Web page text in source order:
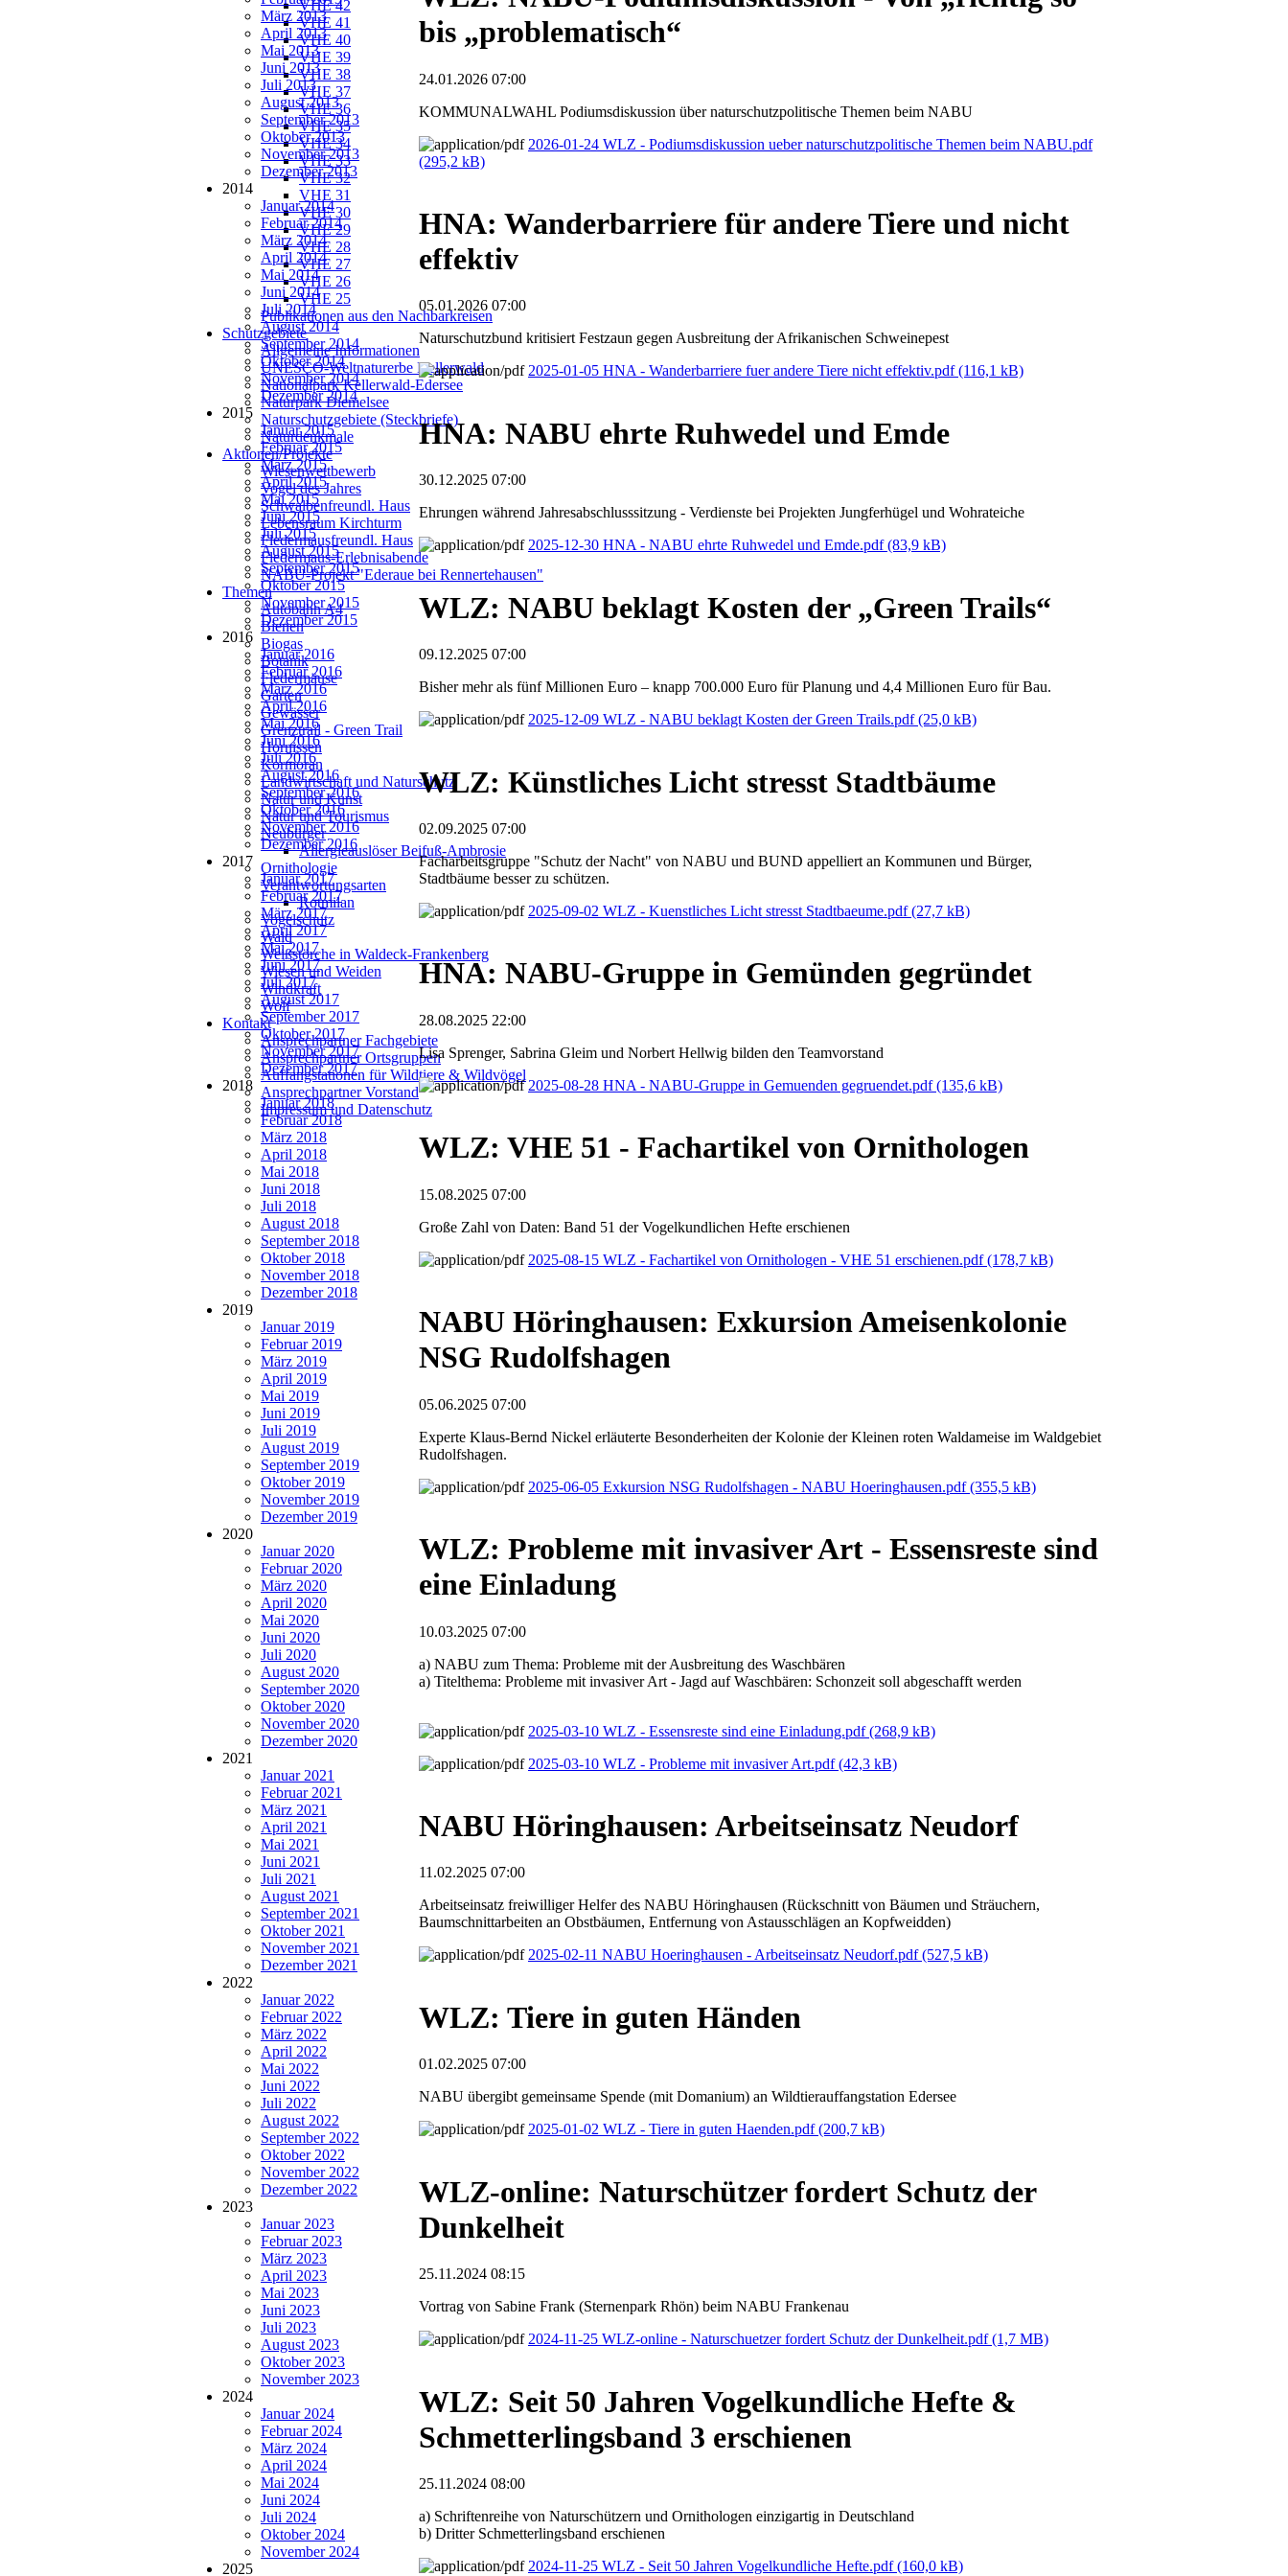
VHE 42
VHE 41
VHE 40
VHE 39
VHE 38
VHE 37
VHE 36
VHE 35
VHE 34
VHE 33
VHE 32
VHE 31
VHE 30
VHE 29
VHE 28
VHE 27
VHE 26
VHE 25
Publikationen aus den Nachbarkreisen
Schutzgebiete
Allgemeine Informationen
UNESCO-Weltnaturerbe Kellerwald
Nationalpark Kellerwald-Edersee
Naturpark Diemelsee
Naturschutzgebiete (Steckbriefe)
Naturdenkmale
Aktionen/Projekte
Wiesenwettbewerb
Vogel des Jahres
Schwalbenfreundl. Haus
Lebensraum Kirchturm
Fledermausfreundl. Haus
Fledermaus-Erlebnisabende
NABU-Projekt "Ederaue bei Rennertehausen"
Themen
Autobahn A4
Bienen
Biogas
Botanik
Fledermäuse
Garten
Gewässer
Grenztrail - Green Trail
Hornissen
Kormoran
Landwirtschaft und Naturschutz
Natur und Kunst
Natur und Tourismus
Neubürger
Allergieauslöser Beifuß-Ambrosie
Ornithologie
Verantwortungsarten
Rotmilan
Vogelschutz
Wald
Weißstörche in Waldeck-Frankenberg
Wiesen und Weiden
Windkraft
Wolf
Kontakt
Ansprechpartner Fachgebiete
Ansprechpartner Ortsgruppen
Auffangstationen für Wildtiere & Wildvögel
Ansprechpartner Vorstand
Impressum und Datenschutz
März 2013
April 2013
Mai 2013
Juni 2013
Juli 2013
August 2013
September 2013
Oktober 2013
November 2013
Dezember 2013
2014
Januar 2014
Februar 2014
März 2014
April 2014
Mai 2014
Juni 2014
Juli 2014
August 2014
September 2014
Oktober 2014
November 2014
Dezember 2014
2015
Januar 2015
Februar 2015
März 2015
April 2015
Mai 2015
Juni 2015
Juli 2015
August 2015
September 2015
Oktober 2015
November 2015
Dezember 2015
2016
Januar 2016
Februar 2016
März 2016
April 2016
Mai 2016
Juni 2016
Juli 2016
August 2016
September 2016
Oktober 2016
November 2016
Dezember 2016
2017
Januar 2017
Februar 2017
März 2017
April 2017
Mai 2017
Juni 2017
Juli 2017
August 2017
September 2017
Oktober 2017
November 2017
Dezember 2017
2018
Januar 2018
Februar 2018
März 2018
April 2018
Mai 2018
Juni 2018
Juli 2018
August 2018
September 2018
Oktober 2018
November 2018
Dezember 2018
2019
Januar 2019
Februar 2019
März 2019
April 2019
Mai 2019
Juni 2019
Juli 2019
August 2019
September 2019
Oktober 2019
November 2019
Dezember 2019
2020
Januar 2020
Februar 2020
März 2020
April 2020
Mai 2020
Juni 2020
Juli 2020
August 2020
September 2020
Oktober 2020
November 2020
Dezember 2020
2021
Januar 2021
Februar 2021
März 2021
April 2021
Mai 2021
Juni 2021
Juli 2021
August 2021
September 2021
Oktober 2021
November 2021
Dezember 2021
2022
Januar 2022
Februar 2022
März 2022
April 2022
Mai 2022
Juni 2022
Juli 2022
August 2022
September 2022
Oktober 2022
November 2022
Dezember 2022
2023
Januar 2023
Februar 2023
März 2023
April 2023
Mai 2023
Juni 2023
Juli 2023
August 2023
Oktober 2023
November 2023
2024
Januar 2024
Februar 2024
März 2024
April 2024
Mai 2024
Juni 2024
Juli 2024
Oktober 2024
November 2024
2025
bis „problematisch“
24.01.2026 07:00
KOMMUNALWAHL Podiumsdiskussion über naturschutzpolitische Themen beim NABU
2026-01-24 WLZ - Podiumsdiskussion ueber naturschutzpolitische Themen beim NABU.pdf
(295,2 kB)
HNA: Wanderbarriere für andere Tiere und nicht
effektiv
05.01.2026 07:00
Naturschutzbund kritisiert Festzaun gegen Ausbreitung der Afrikanischen Schweinepest
2025-01-05 HNA - Wanderbarriere fuer andere Tiere nicht effektiv.pdf(116,1 kB)
HNA: NABU ehrte Ruhwedel und Emde
30.12.2025 07:00
Ehrungen während Jahresabschlusssitzung - Verdienste bei Projekten Jungferhügel und Wohrateiche
2025-12-30 HNA - NABU ehrte Ruhwedel und Emde.pdf(83,9 kB)
WLZ: NABU beklagt Kosten der „Green Trails“
09.12.2025 07:00
Bisher mehr als fünf Millionen Euro – knapp 700.000 Euro für Planung und 4,4 Millionen Euro für Bau.
2025-12-09 WLZ - NABU beklagt Kosten der Green Trails.pdf(25,0 kB)
WLZ: Künstliches Licht stresst Stadtbäume
02.09.2025 07:00
Facharbeitsgruppe "Schutz der Nacht" von NABU und BUND appelliert an Kommunen und Bürger,
Stadtbäume besser zu schützen.
2025-09-02 WLZ - Kuenstliches Licht stresst Stadtbaeume.pdf(27,7 kB)
HNA: NABU-Gruppe in Gemünden gegründet
28.08.2025 22:00
Lisa Sprenger, Sabrina Gleim und Norbert Hellwig bilden den Teamvorstand
2025-08-28 HNA - NABU-Gruppe in Gemuenden gegruendet.pdf(135,6 kB)
WLZ: VHE 51 - Fachartikel von Ornithologen
15.08.2025 07:00
Große Zahl von Daten: Band 51 der Vogelkundlichen Hefte erschienen
2025-08-15 WLZ - Fachartikel von Ornithologen - VHE 51 erschienen.pdf(178,7 kB)
NABU Höringhausen: Exkursion Ameisenkolonie
NSG Rudolfshagen
05.06.2025 07:00
Experte Klaus-Bernd Nickel erläuterte Besonderheiten der Kolonie der Kleinen roten Waldameise im Waldgebiet
Rudolfshagen.
2025-06-05 Exkursion NSG Rudolfshagen - NABU Hoeringhausen.pdf(355,5 kB)
WLZ: Probleme mit invasiver Art - Essensreste sind
eine Einladung
10.03.2025 07:00
a) NABU zum Thema: Probleme mit der Ausbreitung des Waschbären
a) Titelthema: Probleme mit invasiver Art - Jagd auf Waschbären: Schonzeit soll abgeschafft werden
2025-03-10 WLZ - Essensreste sind eine Einladung.pdf(268,9 kB)
2025-03-10 WLZ - Probleme mit invasiver Art.pdf(42,3 kB)
NABU Höringhausen: Arbeitseinsatz Neudorf
11.02.2025 07:00
Arbeitseinsatz freiwilliger Helfer des NABU Höringhausen (Rückschnitt von Bäumen und Sträuchern,
Baumschnittarbeiten an Obstbäumen, Entfernung von Astausschlägen an Kopfweidden)
2025-02-11 NABU Hoeringhausen - Arbeitseinsatz Neudorf.pdf(527,5 kB)
WLZ: Tiere in guten Händen
01.02.2025 07:00
NABU übergibt gemeinsame Spende (mit Domanium) an Wildtierauffangstation Edersee
2025-01-02 WLZ - Tiere in guten Haenden.pdf(200,7 kB)
WLZ-online: Naturschützer fordert Schutz der
Dunkelheit
25.11.2024 08:15
Vortrag von Sabine Frank (Sternenpark Rhön) beim NABU Frankenau
2024-11-25 WLZ-online - Naturschuetzer fordert Schutz der Dunkelheit.pdf(1,7 MB)
WLZ: Seit 50 Jahren Vogelkundliche Hefte &
Schmetterlingsband 3 erschienen
25.11.2024 08:00
a) Schriftenreihe von Naturschützern und Ornithologen einzigartig in Deutschland
b) Dritter Schmetterlingsband erschienen
2024-11-25 WLZ - Seit 50 Jahren Vogelkundliche Hefte.pdf(160,0 kB)